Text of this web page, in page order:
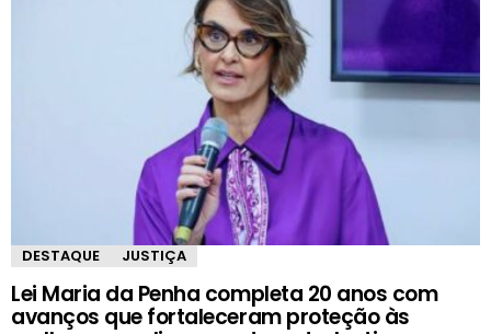
DESTAQUE JUSTIÇA
Lei Maria da Penha completa 20 anos com
avanços que fortaleceram proteção às